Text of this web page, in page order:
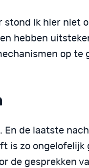
stond ik hier niet
hebben
op te
En de laatste
is zo ongelofelijk
de gesprekken